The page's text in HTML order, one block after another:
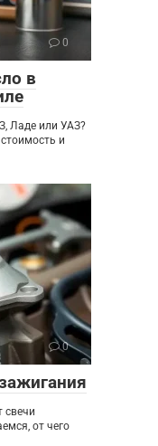
0
в
Ладе или УАЗ?
и
0
свечи
от чего